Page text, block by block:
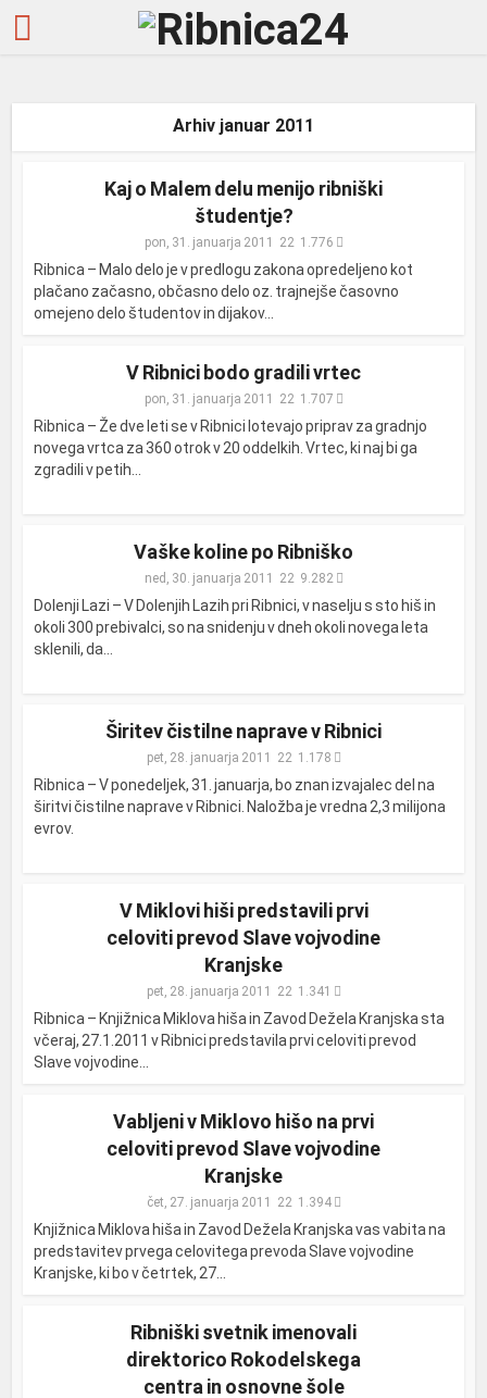
Arhiv januar 2011
Kaj o Malem delu menijo ribniški
študentje?
pon, 31. januarja 2011 1.776
Ribnica – Malo delo je v predlogu zakona opredeljeno kot
plačano začasno, občasno delo oz. trajnejše časovno
omejeno delo študentov in dijakov...
V Ribnici bodo gradili vrtec
pon, 31. januarja 2011 1.707
Ribnica – Že dve leti se v Ribnici lotevajo priprav za gradnjo
novega vrtca za 360 otrok v 20 oddelkih. Vrtec, ki naj bi ga
zgradili v petih...
Vaške koline po Ribniško
ned, 30. januarja 2011 9.282
Dolenji Lazi – V Dolenjih Lazih pri Ribnici, v naselju s sto hiš in
okoli 300 prebivalci, so na snidenju v dneh okoli novega leta
sklenili, da...
Širitev čistilne naprave v Ribnici
pet, 28. januarja 2011 1.178
Ribnica – V ponedeljek, 31. januarja, bo znan izvajalec del na
širitvi čistilne naprave v Ribnici. Naložba je vredna 2,3 milijona
evrov.
V Miklovi hiši predstavili prvi
celoviti prevod Slave vojvodine
Kranjske
pet, 28. januarja 2011 1.341
Ribnica – Knjižnica Miklova hiša in Zavod Dežela Kranjska sta
včeraj, 27.1.2011 v Ribnici predstavila prvi celoviti prevod
Slave vojvodine...
Vabljeni v Miklovo hišo na prvi
celoviti prevod Slave vojvodine
Kranjske
čet, 27. januarja 2011 1.394
Knjižnica Miklova hiša in Zavod Dežela Kranjska vas vabita na
predstavitev prvega celovitega prevoda Slave vojvodine
Kranjske, ki bo v četrtek, 27...
Ribniški svetnik imenovali
direktorico Rokodelskega
centra in osnovne šole